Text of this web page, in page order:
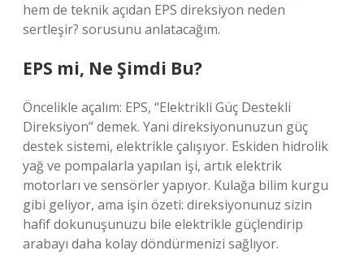
hem de teknik açıdan EPS direksiyon neden
sertleşir? sorusunu anlatacağım.
EPS mi, Ne Şimdi Bu?
Öncelikle açalım: EPS, “Elektrikli Güç Destekli
Direksiyon” demek. Yani direksiyonunuzun güç
destek sistemi, elektrikle çalışıyor. Eskiden hidrolik
yağ ve pompalarla yapılan işi, artık elektrik
motorları ve sensörler yapıyor. Kulağa bilim kurgu
gibi geliyor, ama işin özeti: direksiyonunuz sizin
hafif dokunuşunuzu bile elektrikle güçlendirip
arabayı daha kolay döndürmenizi sağlıyor.